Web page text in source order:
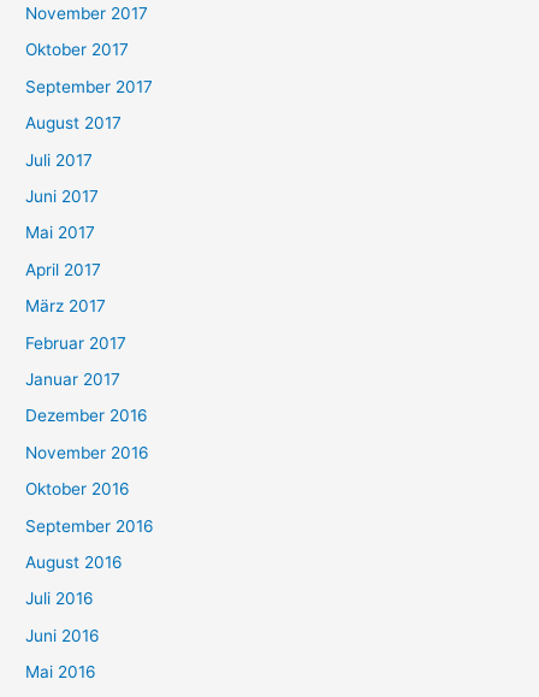
November 2017
Oktober 2017
September 2017
August 2017
Juli 2017
Juni 2017
Mai 2017
April 2017
März 2017
Februar 2017
Januar 2017
Dezember 2016
November 2016
Oktober 2016
September 2016
August 2016
Juli 2016
Juni 2016
Mai 2016